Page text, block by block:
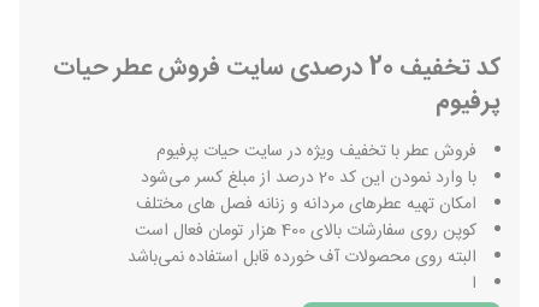
کد تخفیف 20 درصدی سایت فروش عطر حیات
پرفیوم
فروش عطر با تخفیف ویژه در سایت حیات پرفیوم
با وارد نمودن این کد 20 درصد از مبلغ کسر می‌شود
امکان تهیه عطرهای مردانه و زنانه فصل های مختلف
کوپن روی سفارشات بالای 400 هزار تومان فعال است
البته روی محصولات آف خورده قابل استفاده نمی‌باشد
ا